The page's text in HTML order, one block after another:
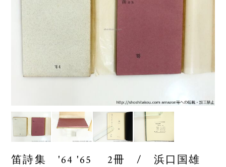
笛詩集 '64 '65 2冊 / 浜口国雄